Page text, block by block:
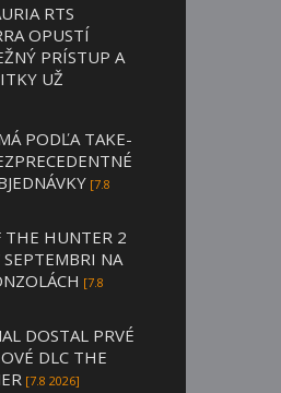
RTS
OPUSTÍ
PRÍSTUP A
UŽ
PODĽA TAKE-
[7.8
THE HUNTER 2
SEPTEMBRI NA
[7.8
DOSTAL PRVÉ
DLC THE
[7.8 2026]